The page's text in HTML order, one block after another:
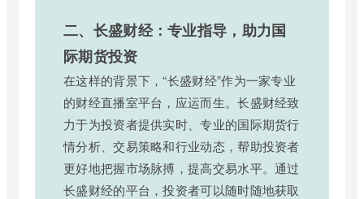
二、长盛财经：专业指导，助力国
际期货投资
在这样的背景下，“长盛财经”作为一家专业
的财经直播室平台，应运而生。长盛财经致
力于为投资者提供实时、专业的国际期货行
情分析、交易策略和行业动态，帮助投资者
更好地把握市场脉搏，提高交易水平。通过
长盛财经的平台，投资者可以随时随地获取